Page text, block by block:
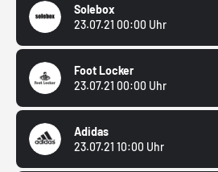
Solebox
23.07.21 00:00 Uhr
Foot Locker
23.07.21 00:00 Uhr
Adidas
23.07.21 10:00 Uhr